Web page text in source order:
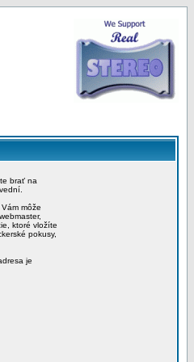
brať na
môže
ktoré vložíte
pokusy,
je